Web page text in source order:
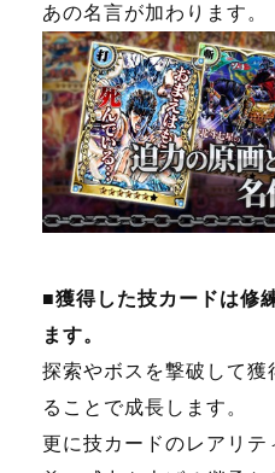
あの名言が加わります。
■獲得した技カードは修
ます。
探索やボスを撃破して
ることで成長します。
更に技カードのレアリ